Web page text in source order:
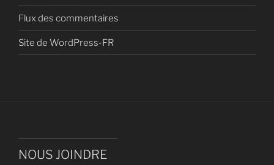
Flux des commentaires
Site de WordPress-FR
NOUS JOINDRE